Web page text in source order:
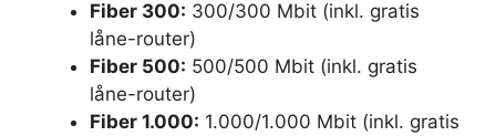
Fiber 300: 300/300 Mbit (inkl. gratis
låne-router)
Fiber 500: 500/500 Mbit (inkl. gratis
låne-router)
Fiber 1.000: 1.000/1.000 Mbit (inkl. gratis